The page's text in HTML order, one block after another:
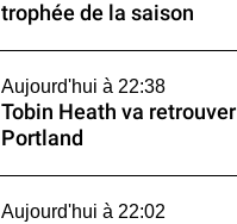
trophée de la saison
Aujourd'hui à 22:38
Tobin Heath va retrouver
Portland
Aujourd'hui à 22:02